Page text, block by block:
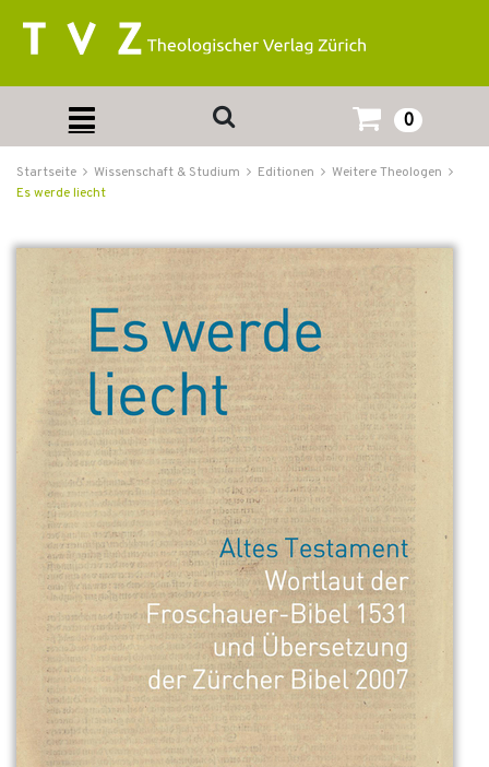
0
Startseite Wissenschaft & Studium Editionen
Weitere Theologen
Es werde liecht